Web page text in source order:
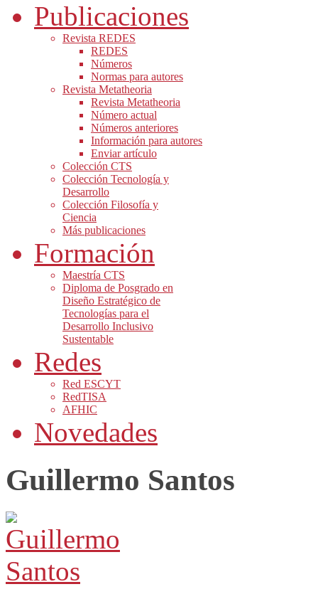
Publicaciones
Revista REDES
REDES
Números
Normas para autores
Revista Metatheoria
Revista Metatheoria
Número actual
Números anteriores
Información para autores
Enviar artículo
Colección CTS
Colección Tecnología y
Desarrollo
Colección Filosofía y
Ciencia
Más publicaciones
Formación
Maestría CTS
Diploma de Posgrado en
Diseño Estratégico de
Tecnologías para el
Desarrollo Inclusivo
Sustentable
Redes
Red ESCYT
RedTISA
AFHIC
Novedades
Guillermo Santos